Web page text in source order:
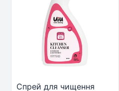
Спрей для чищення